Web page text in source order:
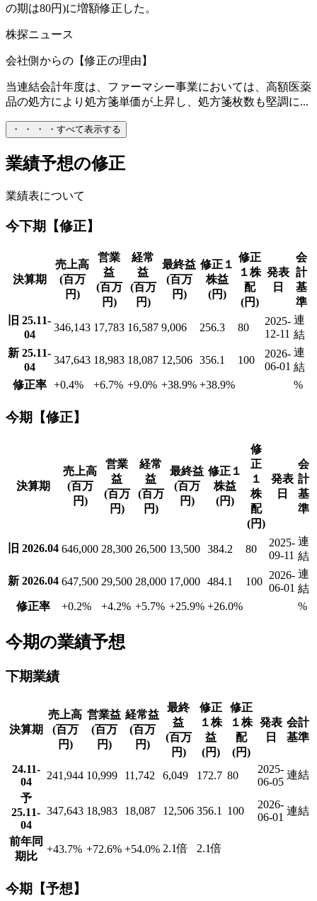
の期は80円)に増額修正した。
株探ニュース
会社側からの【修正の理由】
当連結会計年度は、ファーマシー事業においては、高額医薬
品の処方により処方箋単価が上昇し、処方箋枚数も堅調に...
・ ・ ・ ・ すべて表示する
業績予想の修正
業績表について
今下期【修正】
決算期
売上高
(百万
円)
営業
益
(百万
円)
経常
益
(百万
円)
最終益
(百万
円)
修正１
株益
(円)
修正
１株
配
(円)
発表
日
会
計
基
準
旧 25.11-
04
346,143 17,783 16,587 9,006 256.3 80
2025-
12-11
連
結
新 25.11-
04
347,643 18,983 18,087 12,506 356.1 100
2026-
06-01
連
結
修正率
+0.4% +6.7% +9.0% +38.9% +38.9% %
今期【修正】
決算期
売上高
(百万
円)
営業
益
(百万
円)
経常
益
(百万
円)
最終益
(百万
円)
修正１
株益
(円)
修
正
１
株
配
(円)
発表
日
会
計
基
準
旧 2026.04 646,000 28,300 26,500 13,500 384.2 80
2025-
09-11
連
結
新 2026.04 647,500 29,500 28,000 17,000 484.1 100
2026-
06-01
連
結
修正率
+0.2% +4.2% +5.7% +25.9% +26.0% %
今期の業績予想
下期業績
決算期
売上高
(百万
円)
営業益
(百万
円)
経常益
(百万
円)
最終
益
(百万
円)
修正
１株
益
(円)
修正
１株
配
(円)
発表
日
会計
基準
24.11-
04
241,944 10,999 11,742 6,049 172.7 80
2025-
06-05
連結
予
25.11-
04
347,643 18,983 18,087 12,506 356.1 100
2026-
06-01
連結
前年同
期比
+43.7% +72.6% +54.0% 2.1倍 2.1倍
今期【予想】